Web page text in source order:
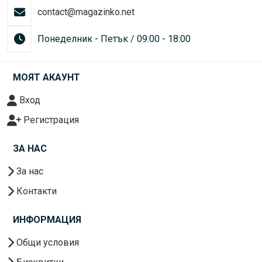
contact@magazinko.net
Понеделник - Петък / 09:00 - 18:00
МОЯТ АКАУНТ
Вход
Регистрация
ЗА НАС
За нас
Контакти
ИНФОРМАЦИЯ
Общи условия